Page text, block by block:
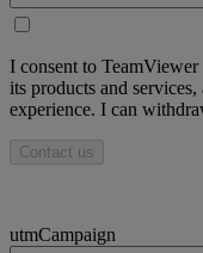
I consent to
its products and
experience. I can
Contact us
utmCampaign